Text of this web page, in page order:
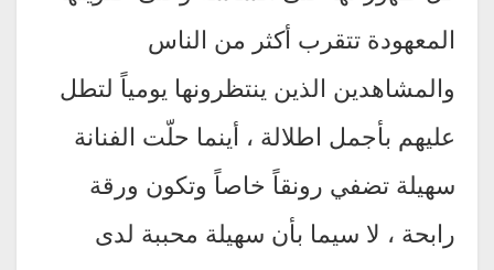
المعهودة تتقرب أكثر من الناس
والمشاهدين الذين ينتظرونها يومياً لتطل
عليهم بأجمل اطلالة ، أينما حلّت الفنانة
سهيلة تضفي رونقاً خاصاً وتكون ورقة
رابحة ، لا سيما بأن سهيلة محببة لدى